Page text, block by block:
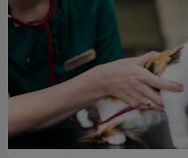
Locaties